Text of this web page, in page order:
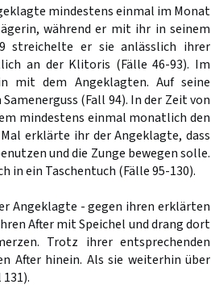
mindestens einmal im Monat
während er mit ihr in seinem
streichelte er sie anlässlich ihrer
an der Klitoris (Fälle 46-93). Im
mit dem Angeklagten. Auf seine
(Fall 94). In der Zeit von
mindestens einmal monatlich den
erklärte ihr der Angeklagte, dass
und die Zunge bewegen solle.
in ein Taschentuch (Fälle 95-130).
Angeklagte - gegen ihren erklärten
After mit Speichel und drang dort
Trotz ihrer entsprechenden
After hinein. Als sie weiterhin über